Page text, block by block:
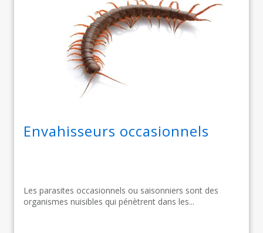
Envahisseurs occasionnels
Les parasites occasionnels ou saisonniers sont des
organismes nuisibles qui pénètrent dans les...